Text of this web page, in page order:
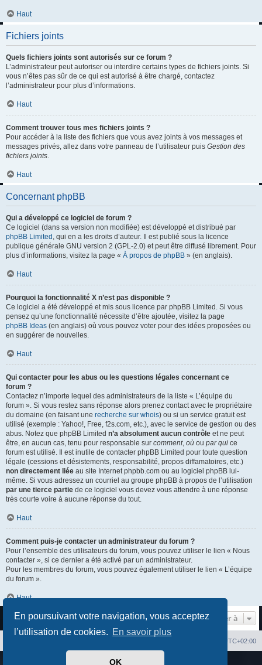
En poursuivant votre navigation, vous acceptez
l’utilisation de cookies. En savoir plus
OK
Haut
Fichiers joints
Quels fichiers joints sont autorisés sur ce forum ?
L’administrateur peut autoriser ou interdire certains types de fichiers joints. Si
vous n’êtes pas sûr de ce qui est autorisé à être chargé, contactez
l’administrateur pour plus d’informations.
Haut
Comment trouver tous mes fichiers joints ?
Pour accéder à la liste des fichiers que vous avez joints à vos messages et
messages privés, allez dans votre panneau de l’utilisateur puis Gestion des
fichiers joints
Haut
Concernant phpBB
Qui a développé ce logiciel de forum ?
Ce logiciel (dans sa version non modifiée) est développé et distribué par
phpBB Limited , qui en a les droits d’auteur. Il est publié sous la licence
publique générale GNU version 2 (GPL-2.0) et peut être diffusé librement. Pour
plus d’informations, visitez la page « À propos de phpBB » (en anglais).
Haut
Pourquoi la fonctionnalité X n’est pas disponible ?
Ce logiciel a été développé et mis sous licence par phpBB Limited. Si vous
pensez qu’une fonctionnalité nécessite d’être ajoutée, visitez la page
phpBB Ideas (en anglais) où vous pouvez voter pour des idées proposées ou
en suggérer de nouvelles.
Haut
Qui contacter pour les abus ou les questions légales concernant ce
forum ?
Contactez n’importe lequel des administrateurs de la liste « L’équipe du
forum ». Si vous restez sans réponse alors prenez contact avec le propriétaire
du domaine (en faisant une recherche sur whois) ou si un service gratuit est
utilisé (exemple : Yahoo!, Free, f2s.com, etc.), avec le service de gestion ou des
abus. Notez que phpBB Limited n’a absolument aucun contrôle et ne peut
être, en aucun cas, tenu pour responsable sur comment, où ou par qui ce
forum est utilisé. Il est inutile de contacter phpBB Limited pour toute question
légale (cessions et désistements, responsabilité, propos diffamatoires, etc.)
non directement liée au site Internet phpbb.com ou au logiciel phpBB lui-
même. Si vous adressez un courriel au groupe phpBB à propos de l’utilisation
par une tierce partie de ce logiciel vous devez vous attendre à une réponse
très courte voire à aucune réponse du tout.
Haut
Comment puis-je contacter un administrateur du forum ?
Pour l’ensemble des utilisateurs du forum, vous pouvez utiliser le lien « Nous
contacter », si ce dernier a été activé par un administrateur.
Pour les membres du forum, vous pouvez également utiliser le lien « L’équipe
du forum ».
Haut
Aller à
UTC+02:00
phpBB® Forum Software © phpBB Limited